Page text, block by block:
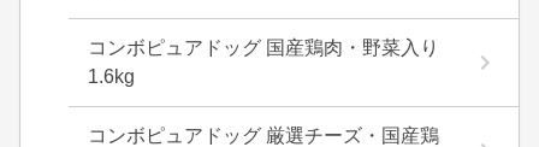
コンボピュアドッグ 国産鶏肉・野菜入り
1.6kg
コンボピュアドッグ 厳選チーズ・国産鶏